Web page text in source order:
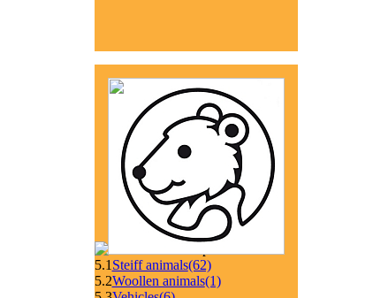
5.1 Steiff animals(62)
5.2Woollen animals(1)